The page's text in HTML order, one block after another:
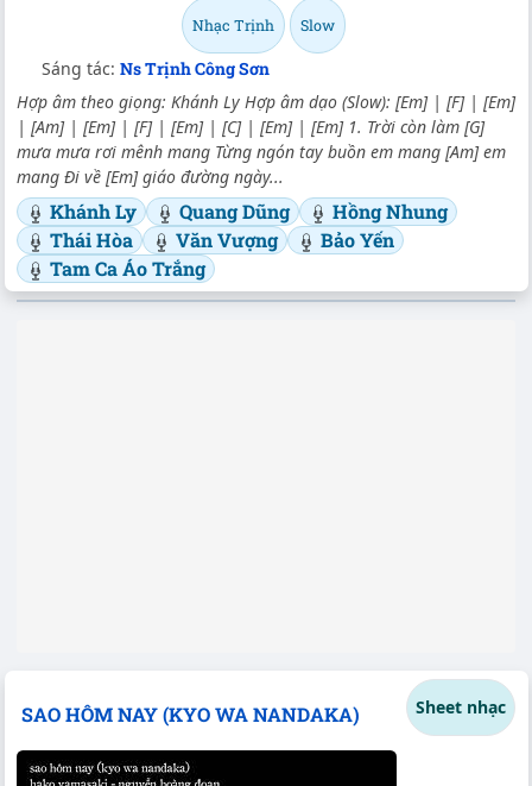
Nhạc Trịnh Slow
Sáng tác: Ns Trịnh Công Sơn
Hợp âm theo giọng: Khánh Ly Hợp âm dạo (Slow): [Em] | [F] | [Em]
| [Am] | [Em] | [F] | [Em] | [C] | [Em] | [Em] 1. Trời còn làm [G]
mưa mưa rơi mênh mang Từng ngón tay buồn em mang [Am] em
mang Đi về [Em] giáo đường ngày...
Khánh Ly Quang Dũng
Hồng Nhung
Thái Hòa
Văn Vượng
Bảo Yến
Tam Ca Áo Trắng
SAO HÔM NAY (KYO WA NANDAKA) Sheet nhạc